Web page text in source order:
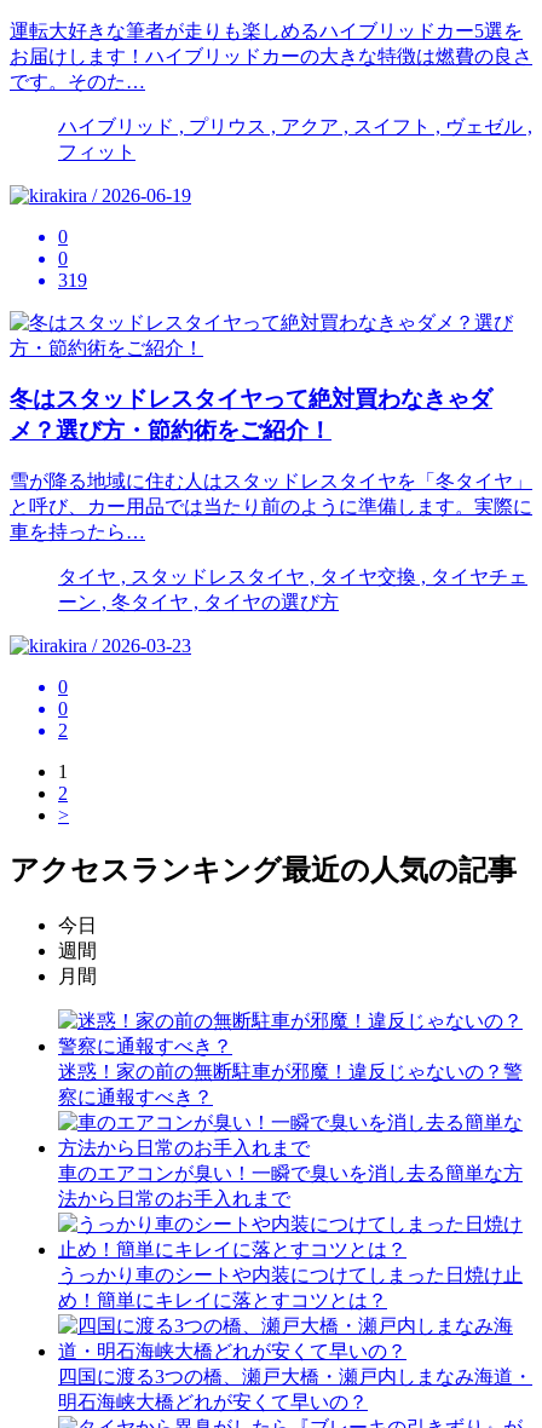
運転大好きな筆者が走りも楽しめるハイブリッドカー5選を
お届けします！ハイブリッドカーの大きな特徴は燃費の良さ
です。そのた…
ハイブリッド , プリウス , アクア , スイフト , ヴェゼル ,
フィット
kira / 2026-06-19
0
0
319
冬はスタッドレスタイヤって絶対買わなきゃダ
メ？選び方・節約術をご紹介！
雪が降る地域に住む人はスタッドレスタイヤを「冬タイヤ」
と呼び、カー用品では当たり前のように準備します。実際に
車を持ったら…
タイヤ , スタッドレスタイヤ , タイヤ交換 , タイヤチェ
ーン , 冬タイヤ , タイヤの選び方
kira / 2026-03-23
0
0
2
1
2
>
アクセスランキング最近の人気の記事
今日
週間
月間
迷惑！家の前の無断駐車が邪魔！違反じゃないの？警
察に通報すべき？
車のエアコンが臭い！一瞬で臭いを消し去る簡単な方
法から日常のお手入れまで
うっかり車のシートや内装につけてしまった日焼け止
め！簡単にキレイに落とすコツとは？
四国に渡る3つの橋、瀬戸大橋・瀬戸内しまなみ海道・
明石海峡大橋どれが安くて早いの？